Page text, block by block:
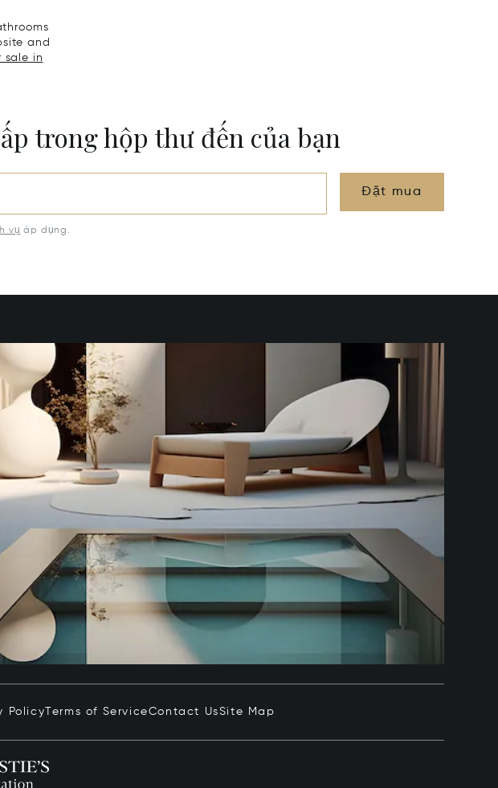
and
sale in
trong hộp thư đến của bạn
Đặt mua
vụ áp dụng.
Policy Terms of ServiceContact UsSite Map